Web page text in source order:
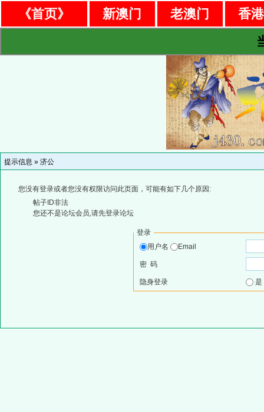
《首页》 新澳门 老澳门
香
提示信息 » 济公
您没有登录或者您没有权限访问此页面，可能有如下几个原因:
帖子ID非法
您还不是论坛会员,请先登录论坛
登录
用户名
Email
密 码
隐身登录